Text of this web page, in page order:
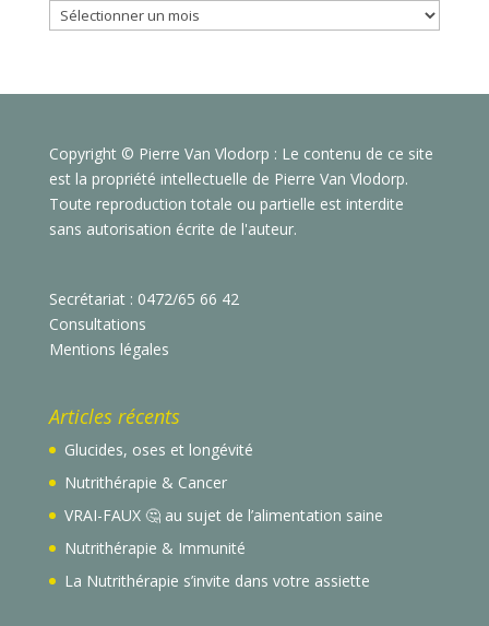
Archives
Copyright © Pierre Van Vlodorp : Le contenu de ce site
est la propriété intellectuelle de Pierre Van Vlodorp.
Toute reproduction totale ou partielle est interdite
sans autorisation écrite de l'auteur.
Secrétariat : 0472/65 66 42
Consultations
Mentions légales
Articles récents
Glucides, oses et longévité
Nutrithérapie & Cancer
VRAI-FAUX 🤔 au sujet de l’alimentation saine
Nutrithérapie & Immunité
La Nutrithérapie s’invite dans votre assiette